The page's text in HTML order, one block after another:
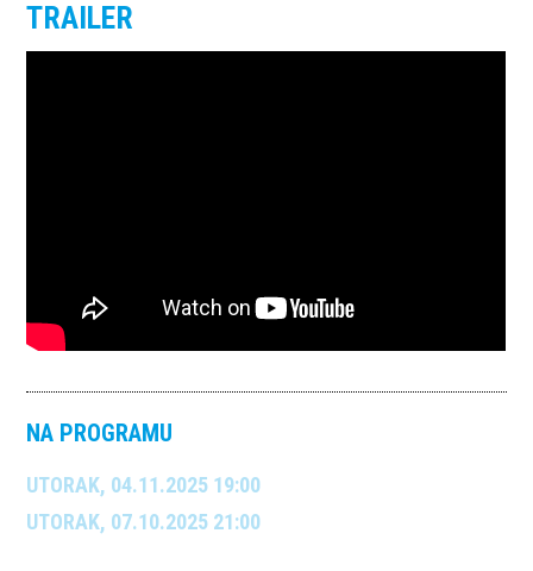
TRAILER
NA PROGRAMU
UTORAK, 04.11.2025 19:00
UTORAK, 07.10.2025 21:00